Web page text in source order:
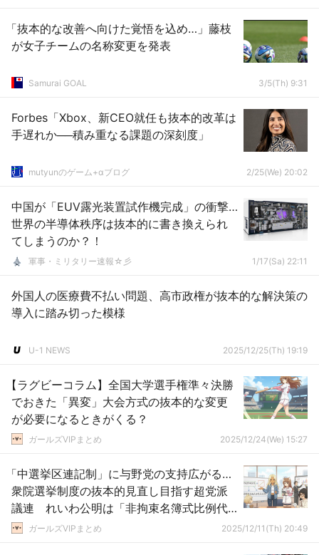
「抜本的な改善へ向けた覚悟を込め…」藤枝
が女子チームの名称変更を発表
Samurai GOAL 3/5(Th) 9:31
Forbes「Xbox、新CEO就任も抜本的改革は
手遅れか──積み重なる課題の深刻度」
mutyunのゲーム+αブログ 2/25(We) 20:02
中国が「EUV露光装置試作機完成」の衝撃…
世界の半導体秩序は抜本的に書き換えられ
てしまうのか？！
軍事・ミリタリー速報☆彡 1/17(Sa) 22:11
外国人の医療費不払い問題、高市政権が抜本的な解決策の
導入に踏み切った模様
U-1 NEWS 2025/12/25(Th) 19:19
【ラグビーコラム】全国大学選手権準々決勝
でおきた「異変」大会方式の抜本的な変更
が必要になるときがくる？
ガールズVIPまとめ 2025/12/24(We) 15:27
「中選挙区連記制」に与野党の支持広がる…
衆院選挙制度の抜本的見直し目指す超党派
議連 れいわ公明は「非拘束名簿式比例代
表制」提案
ガールズVIPまとめ 2025/12/11(Th) 20:49